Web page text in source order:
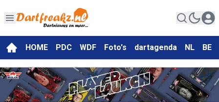
HOME PDC WDF Foto's dartagenda NL BE